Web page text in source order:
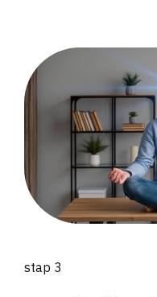
stap 3